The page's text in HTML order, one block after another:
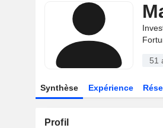
51
Synthèse Expérience
Profil